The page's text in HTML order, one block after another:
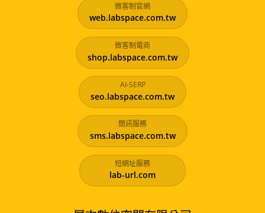
微客制官網
web.labspace.com.tw
微客制電商
shop.labspace.com.tw
AI-SERP
seo.labspace.com.tw
簡訊服務
sms.labspace.com.tw
短網址服務
lab-url.com